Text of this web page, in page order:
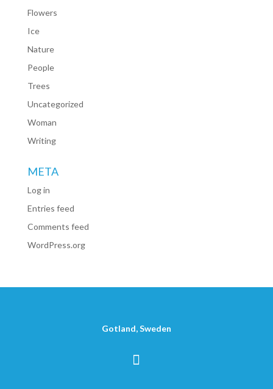
Flowers
Ice
Nature
People
Trees
Uncategorized
Woman
Writing
META
Log in
Entries feed
Comments feed
WordPress.org
Gotland, Sweden
